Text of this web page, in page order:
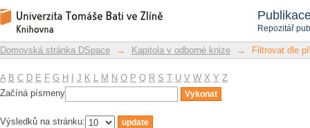
Repozitář
Filtrovat dle předmětu
Repozitář DSpace/Manakin
Domovská stránka DSpace → Kapitola v odborné knize → Filtrovat dle
A B C D E F G H J K L M N O P Q R S T U V W X Y Z
Začíná písmeny
Výsledků na stránku: